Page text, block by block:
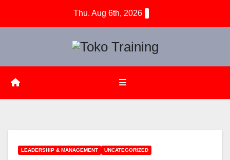
Thu. Aug 6th, 2026
LEADERSHIP & MANAGEMENT UNCATEGORIZED